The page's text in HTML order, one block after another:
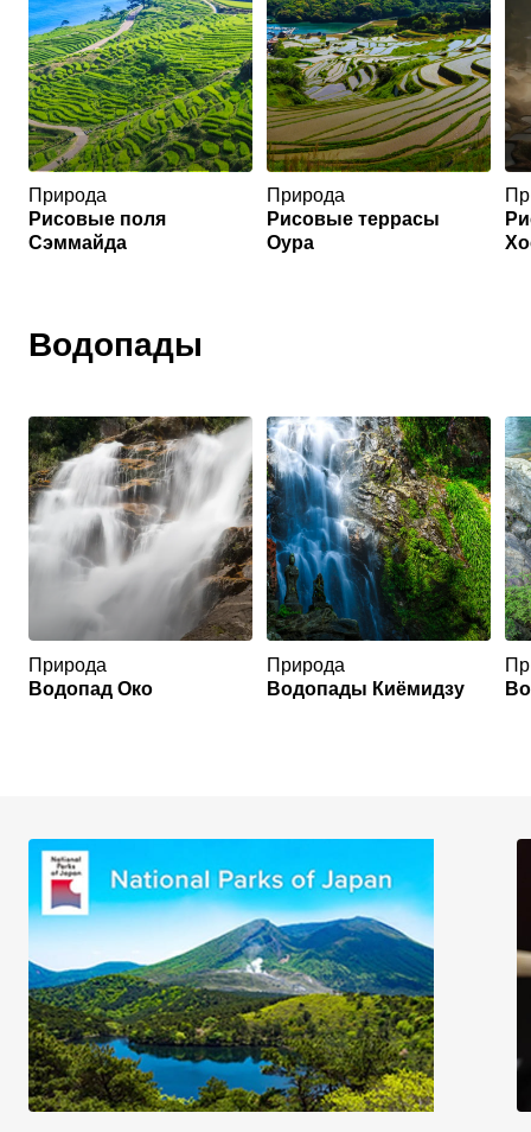
Природа
Рисовые поля
Сэммайда
Природа
Рисовые террасы
Оура
Водопады
Природа
Водопад Око
Природа
Водопады Киёмидзу